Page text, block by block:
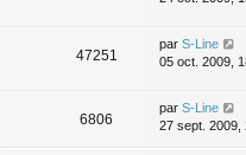
47251
par S-Line
05 oct. 2009,
6806
par S-Line
27 sept. 2009,